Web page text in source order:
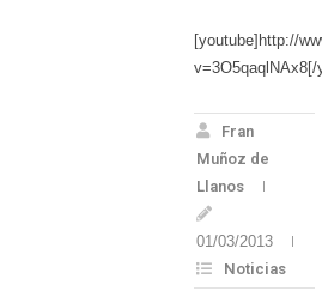
[youtube]http://
v=3O5qaqlNAx8[/
Fran
Muñoz de
Llanos
01/03/2013
Noticias